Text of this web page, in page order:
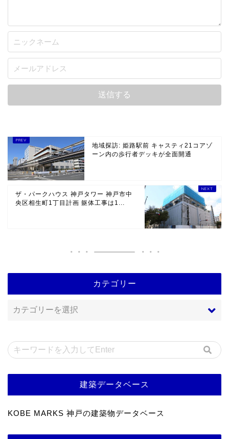
地域探訪: 姫路駅前 キャスティ21コアゾ
ーン内の歩行者デッキが全面開通
ザ・パークハウス 神戸タワー 神戸市中
央区相生町1丁目計画 躯体工事は1...
カテゴリー
建築データベース
KOBE MARKS 神戸の建築物データベース